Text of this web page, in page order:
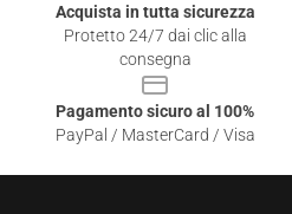
Acquista in tutta sicurezza
Protetto 24/7 dai clic alla
consegna
Pagamento sicuro al 100%
PayPal / MasterCard / Visa